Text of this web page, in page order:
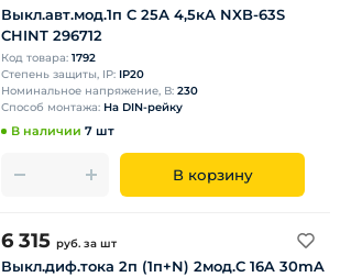
Выкл.авт.мод.1п C 25А 4,5кА NXB-63S
CHINT 296712
Код товара: 1792
Степень защиты, IP: IP20
Номинальное напряжение, В: 230
Способ монтажа: На DIN-рейку
В наличии 7 шт
В корзину
6 315 руб. за шт
Выкл.диф.тока 2п (1п+N) 2мод.С 16A 30mA